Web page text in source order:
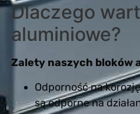
Dlaczego
aluminiowe?
Zalety naszych bloków
Odporność na
są odporne na